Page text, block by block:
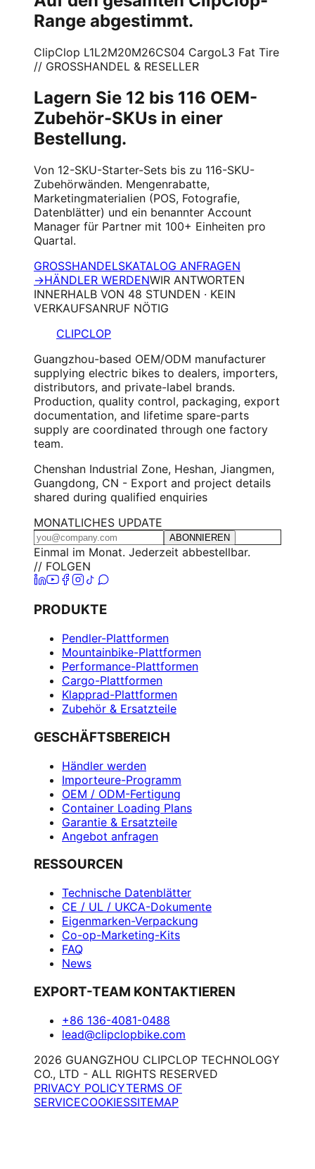
Range abgestimmt.
ClipClop L1L2M20M26CS04 CargoL3 Fat Tire
// GROSSHANDEL & RESELLER
Lagern Sie 12 bis 116 OEM-
Zubehör-SKUs in einer
Bestellung.
Von 12-SKU-Starter-Sets bis zu 116-SKU-
Zubehörwänden. Mengenrabatte,
Marketingmaterialien (POS, Fotografie,
Datenblätter) und ein benannter Account
Manager für Partner mit 100+ Einheiten pro
Quartal.
GROSSHANDELSKATALOG ANFRAGEN
→HÄNDLER WERDENWIR ANTWORTEN
INNERHALB VON 48 STUNDEN · KEIN
VERKAUFSANRUF NÖTIG
CLIPCLOP
Guangzhou-based OEM/ODM manufacturer
supplying electric bikes to dealers, importers,
distributors, and private-label brands.
Production, quality control, packaging, export
documentation, and lifetime spare-parts
supply are coordinated through one factory
team.
Chenshan Industrial Zone, Heshan, Jiangmen,
Guangdong, CN - Export and project details
shared during qualified enquiries
MONATLICHES UPDATE
ABONNIEREN
Einmal im Monat. Jederzeit abbestellbar.
// FOLGEN
PRODUKTE
Pendler-Plattformen
Mountainbike-Plattformen
Performance-Plattformen
Cargo-Plattformen
Klapprad-Plattformen
Zubehör & Ersatzteile
GESCHÄFTSBEREICH
Händler werden
Importeure-Programm
OEM / ODM-Fertigung
Container Loading Plans
Garantie & Ersatzteile
Angebot anfragen
RESSOURCEN
Technische Datenblätter
CE / UL / UKCA-Dokumente
Eigenmarken-Verpackung
Co-op-Marketing-Kits
FAQ
News
EXPORT-TEAM KONTAKTIEREN
+86 136-4081-0488
lead@clipclopbike.com
2026 GUANGZHOU CLIPCLOP TECHNOLOGY
CO., LTD - ALL RIGHTS RESERVED
PRIVACY POLICYTERMS OF
SERVICECOOKIESSITEMAP